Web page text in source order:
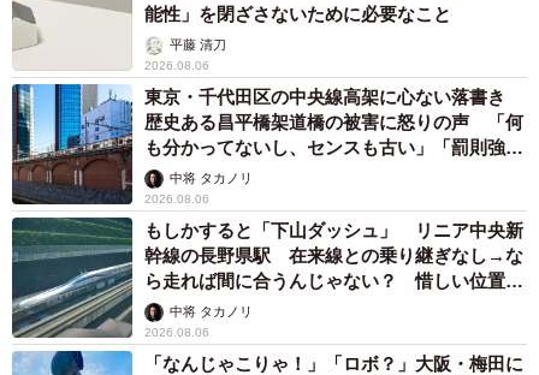
能性」を閉ざさないために必要なこと
平藤 清刀
2026.08.06
東京・千代田区の中央線高架に心ない落書き
歴史ある昌平橋架道橋の被害に怒りの声 「何
も分かってないし、センスも古い」「罰則強化
して」中将 タカノリ
2026.08.06
もしかすると「下山ダッシュ」 リニア中央新
幹線の長野県駅 在来線との乗り継ぎなし→な
ら走れば間に合うんじゃない？ 惜しい位置関
係が反響
中将 タカノリ
2026.08.06
「なんじゃこりゃ！」「ロボ？」大阪・梅田に